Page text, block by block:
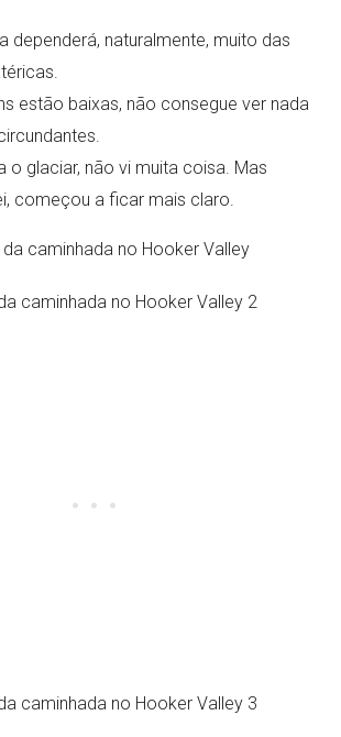
dependerá, naturalmente, muito das
estão baixas, não consegue ver nada
o glaciar, não vi muita coisa. Mas
começou a ficar mais claro.